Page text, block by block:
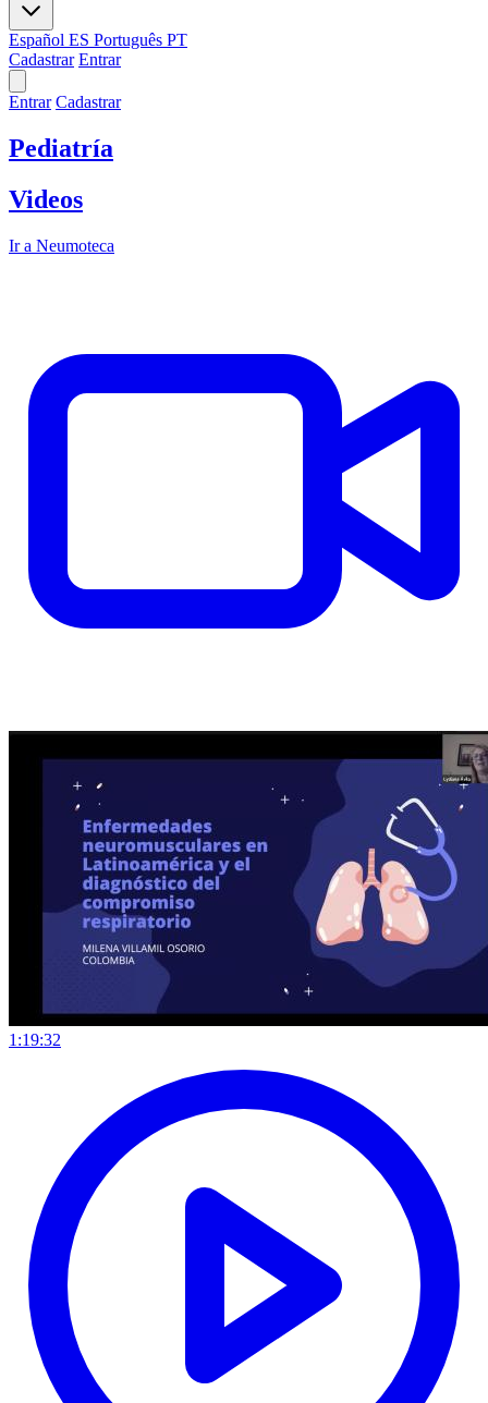
Español ES Português PT
Cadastrar Entrar
Entrar Cadastrar
Pediatría
Videos
Ir a Neumoteca
1:19:32